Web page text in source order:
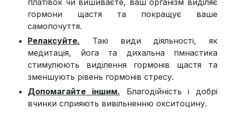
платівок чи вишиваєте, ваш організм виділяє
гормони щастя та покращує ваше
самопочуття.
Релаксуйте. Такі види діяльності, як
медитація, йога та дихальна гімнастика
стимулюють виділення гормонів щастя та
зменшують рівень гормонів стресу.
Допомагайте іншим. Благодійність і добрі
вчинки сприяють вивільненню окситоцину.